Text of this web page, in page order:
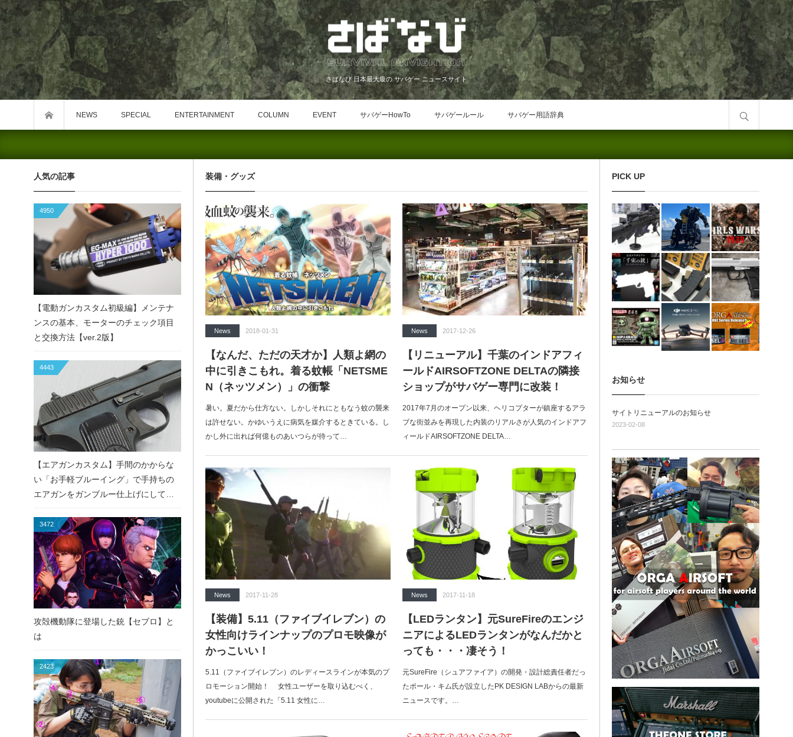
さばなび 日本最大級の サバゲー ニュースサイト
NEWS SPECIAL ENTERTAINMENT COLUMN EVENT サバゲーHowTo サバゲールール サバゲー用語辞典
装備・グッズ
News 2018-01-31
【なんだ、ただの天才か】人類よ網の
中に引きこもれ。着る蚊帳「NETSME
N（ネッツメン）」の衝撃
暑い。夏だから仕方ない。しかしそれにともなう蚊の襲来
は許せない。かゆいうえに病気を媒介するときている。し
かし外に出れば何億ものあいつらが待って…
News 2017-12-26
【リニューアル】千葉のインドアフィ
ールドAIRSOFTZONE DELTAの隣接
ショップがサバゲー専門に改装！
2017年7月のオープン以来、ヘリコプターが鎮座するアラ
ブな街並みを再現した内装のリアルさが人気のインドアフ
ィールドAIRSOFTZONE DELTA…
News 2017-11-28
【装備】5.11（ファイブイレブン）の
女性向けラインナップのプロモ映像が
かっこいい！
5.11（ファイブイレブン）のレディースラインが本気のプ
ロモーション開始！ 女性ユーザーを取り込むべく、
youtubeに公開された「5.11 女性に…
News 2017-11-18
【LEDランタン】元SureFireのエンジ
ニアによるLEDランタンがなんだかと
っても・・・凄そう！
元SureFire（シュアファイア）の開発・設計総責任者だっ
たポール・キム氏が設立したPK DESIGN LABからの最新
ニュースです。…
人気の記事
4950
【電動ガンカスタム初級編】メンテナ
ンスの基本、モーターのチェック項目
と交換方法【ver.2版】
4443
【エアガンカスタム】手間のかからな
い「お手軽ブルーイング」で手持ちの
エアガンをガンブルー仕上げにしてみ
3472
攻殻機動隊に登場した銃【セブロ】と
は
2423
PICK UP
お知らせ
サイトリニューアルのお知らせ
2023-02-08